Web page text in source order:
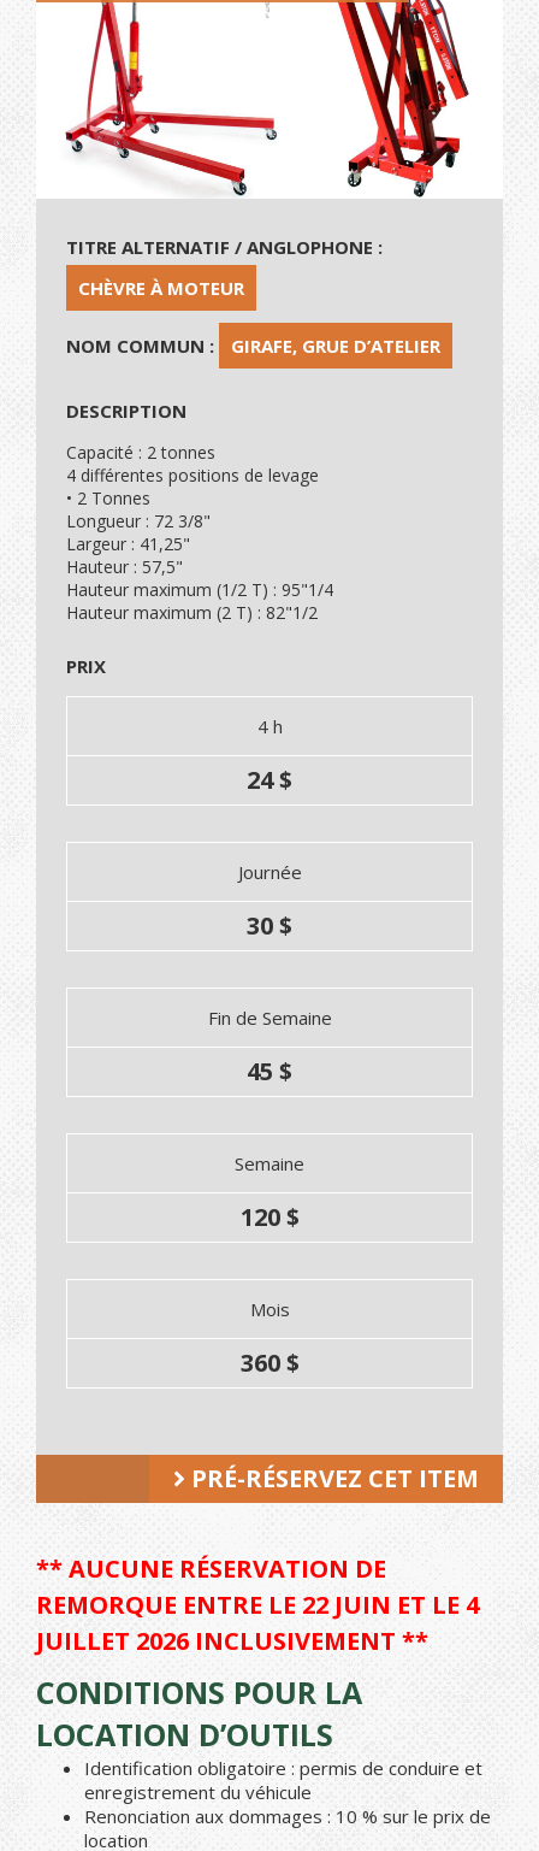
TITRE ALTERNATIF / ANGLOPHONE :
CHÈVRE À MOTEUR
NOM COMMUN : GIRAFE, GRUE D’ATELIER
DESCRIPTION
Capacité : 2 tonnes
4 différentes positions de levage
• 2 Tonnes
Longueur : 72 3/8"
Largeur : 41,25"
Hauteur : 57,5"
Hauteur maximum (1/2 T) : 95"1/4
Hauteur maximum (2 T) : 82"1/2
PRIX
4 h
24 $
Journée
30 $
Fin de Semaine
45 $
Semaine
120 $
Mois
360 $
PRÉ-RÉSERVEZ CET ITEM
** AUCUNE RÉSERVATION DE
REMORQUE ENTRE LE 22 JUIN ET LE 4
JUILLET 2026 INCLUSIVEMENT **
CONDITIONS POUR LA
LOCATION D’OUTILS
Identification obligatoire : permis de conduire et
enregistrement du véhicule
Renonciation aux dommages : 10 % sur le prix de
location